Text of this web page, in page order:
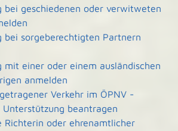
bei geschiedenen oder verwitweten
bei sorgeberechtigten Partnern
mit einer oder einem ausländischen
anmelden
Verkehr im ÖPNV -
Unterstützung beantragen
Richterin oder ehrenamtlicher